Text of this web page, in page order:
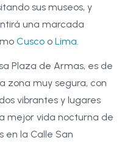
sus museos, y
una marcada
Cusco o Lima.
Plaza de Armas, es de
zona muy segura, con
vibrantes y lugares
mejor vida nocturna de
en la Calle San